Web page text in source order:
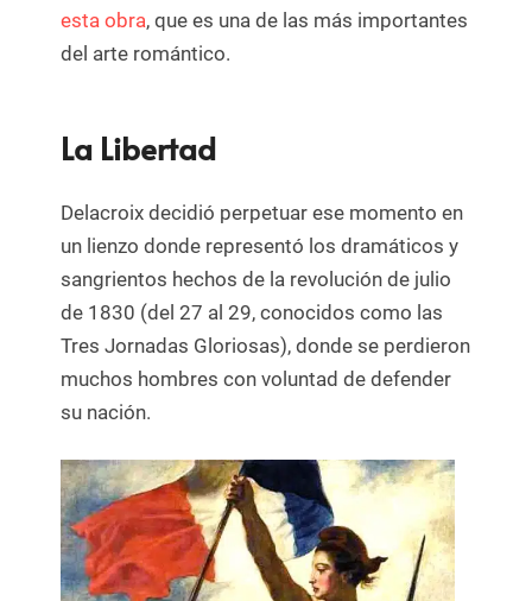
esta obra, que es una de las más importantes
del arte romántico.
La Libertad
Delacroix decidió perpetuar ese momento en
un lienzo donde representó los dramáticos y
sangrientos hechos de la revolución de julio
de 1830 (del 27 al 29, conocidos como las
Tres Jornadas Gloriosas), donde se perdieron
muchos hombres con voluntad de defender
su nación.